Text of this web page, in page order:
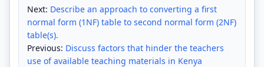
Next: Describe an approach to converting a first
normal form (1NF) table to second normal form (2NF)
table(s).
Previous: Discuss factors that hinder the teachers
use of available teaching materials in Kenya